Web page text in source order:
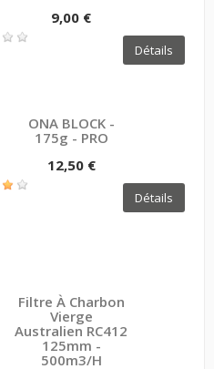
9,00 €
Détails
ONA BLOCK -
175g - PRO
12,50 €
Détails
Filtre À Charbon
Vierge
Australien RC412
125mm -
500m3/h